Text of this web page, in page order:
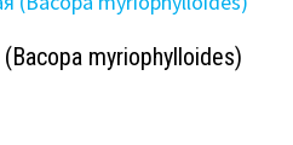
myriophylloides)